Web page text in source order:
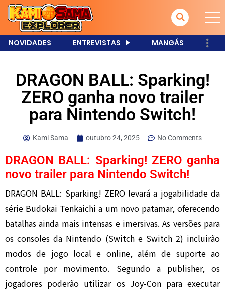
NOVIDADES ENTREVISTAS MANGÁS
DRAGON BALL: Sparking!
ZERO ganha novo trailer
para Nintendo Switch!
Kami Sama outubro 24, 2025 No Comments
DRAGON BALL: Sparking! ZERO ganha
novo trailer para Nintendo Switch!
DRAGON BALL: Sparking! ZERO levará a jogabilidade da
série Budokai Tenkaichi a um novo patamar, oferecendo
batalhas ainda mais intensas e imersivas. As versões para
os consoles da Nintendo (Switch e Switch 2) incluirão
modos de jogo local e online, além de suporte ao
controle por movimento. Segundo a publisher, os
jogadores poderão utilizar os Joy-Con para executar